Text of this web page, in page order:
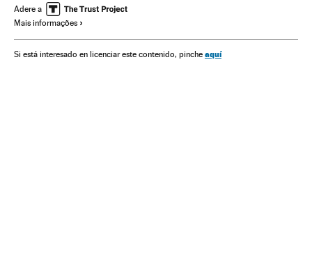
Paulo Freire Ditadura Militar Brasil
Educação Google
Adere a
Mais informações
Si está interesado en licenciar este contenido, pinche aquí